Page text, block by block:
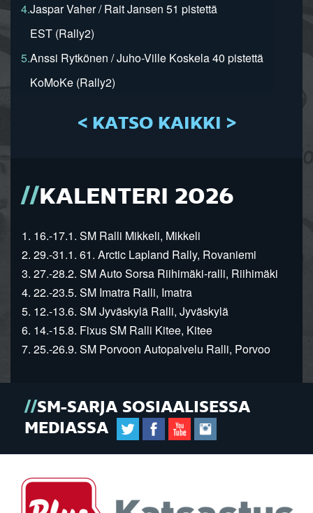
4.Jaspar Vaher / Rait Jansen 51 pistettä
EST (Rally2)
5.Anssi Rytkönen / Juho-Ville Koskela 40 pistettä
KoMoKe (Rally2)
< KATSO KAIKKI >
KALENTERI 2026
1. 16.-17.1. SM Ralli Mikkeli, Mikkeli
2. 29.-31.1. 61. Arctic Lapland Rally, Rovaniemi
3. 27.-28.2. SM Auto Sorsa Riihimäki-ralli, Riihimäki
4. 22.-23.5. SM Imatra Ralli, Imatra
5. 12.-13.6. SM Jyväskylä Ralli, Jyväskylä
6. 14.-15.8. Fixus SM Ralli Kitee, Kitee
7. 25.-26.9. SM Porvoon Autopalvelu Ralli, Porvoo
SM-SARJA SOSIAALISESSA
MEDIASSA